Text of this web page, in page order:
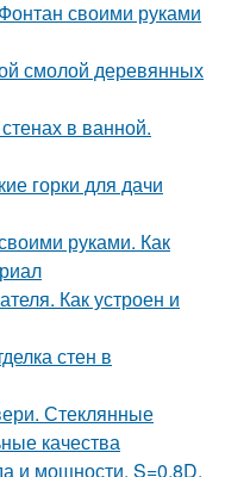
своими руками
смолой деревянных
в ванной.
горки для дачи
руками. Как
Как устроен и
стен в
Стеклянные
качества
и мощности. S=0,8D.